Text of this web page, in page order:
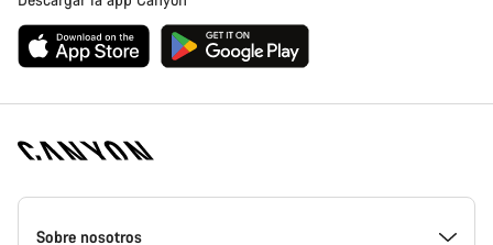
Canyon
Homepage
Sobre nosotros